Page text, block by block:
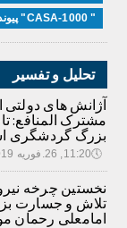
" CASA-1000" پیوند دهنده آسیای مرکزی و آسیای جنوبی
تحلیل و تفسیر
آژانش های
مشترک المنافع:
بزرگ گردشگری
🕔11:20, 26.فوریه 2019
نخستین چرخه
تلاش و جسارت
امامعلی رحمان